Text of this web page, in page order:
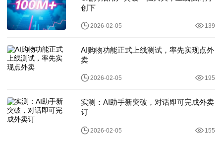
创下
2026-02-05 139
AI购物功能正式上线测试，率先实现点外
卖
2026-02-05 195
实测：AI助手新突破，对话即可完成外卖
订
2026-02-05 155